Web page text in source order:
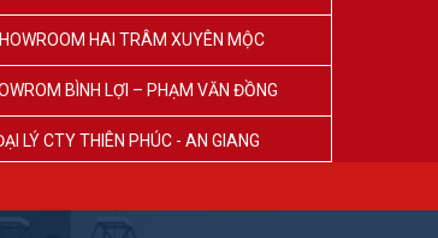
HAI TRÂM XUYÊN MỘC
BÌNH LỢI – PHẠM VĂN ĐỒNG
LÝ CTY THIÊN PHÚC - AN GIANG